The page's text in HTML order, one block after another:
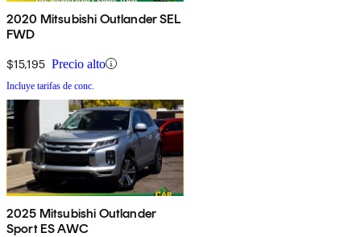
2020 Mitsubishi Outlander SEL
FWD
$15,195 Precio alto
Incluye tarifas de conc.
2025 Mitsubishi Outlander
Sport ES AWC